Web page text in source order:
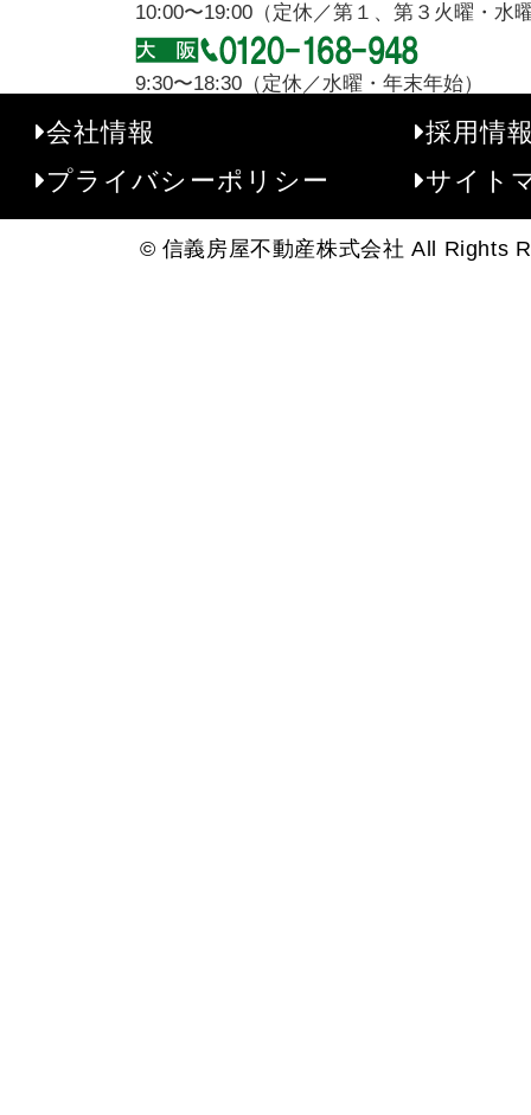
10:00〜19:00（定休／第１、第３火曜・水
9:30〜18:30（定休／水曜・年末年始）
会社情報
採用情
プライバシーポリシー
サイト
© 信義房屋不動産株式会社 All Rights